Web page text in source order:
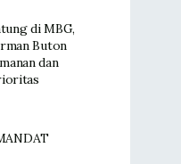
di MBG,
Buton
dan